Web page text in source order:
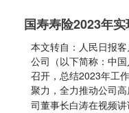
国寿寿险2023年
本文转自：人民日报
公司（以下简称：中
召开，总结2023年工
聚力，全力推动公司
司董事长白涛在视频